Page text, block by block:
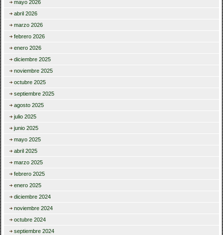
mayo 2026
abril 2026
marzo 2026
febrero 2026
enero 2026
diciembre 2025
noviembre 2025
octubre 2025
septiembre 2025
agosto 2025
julio 2025
junio 2025
mayo 2025
abril 2025
marzo 2025
febrero 2025
enero 2025
diciembre 2024
noviembre 2024
octubre 2024
septiembre 2024